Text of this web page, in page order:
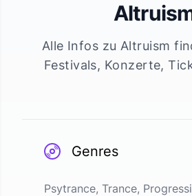
Alle Infos zu Altruism
Festivals, Konzerte,
Genres
Psytrance, Trance,